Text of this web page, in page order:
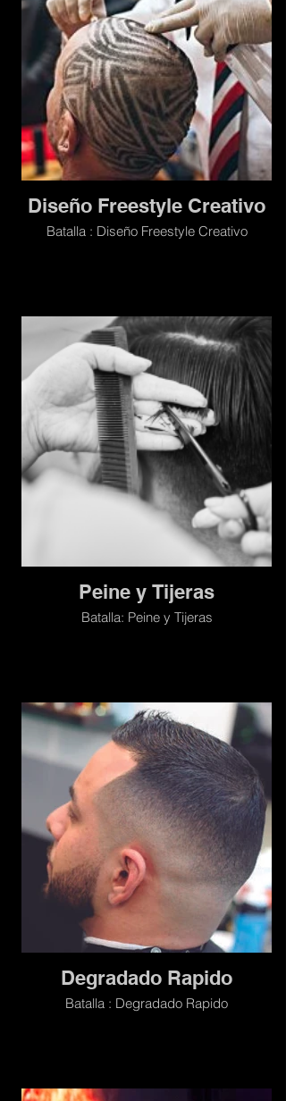
Diseño Freestyle Creativo
Batalla : Diseño Freestyle Creativo
Peine y Tijeras
Batalla: Peine y Tijeras
Degradado Rapido
Batalla : Degradado Rapido